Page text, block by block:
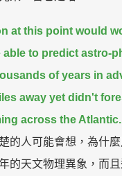
at this point would
able to predict astro-
of years in
away yet didn't
across the Atlantic.
的人可能會想，為什
的天文物理異象，而